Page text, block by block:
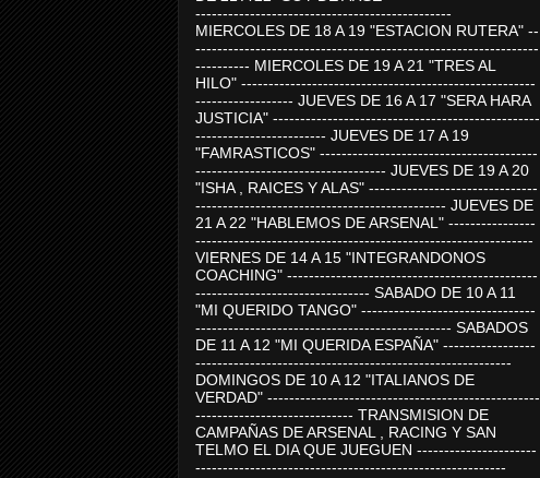
-----------------------------------------------
MIERCOLES DE 18 A 19 "ESTACION RUTERA" --
---------------------------------------------------------------
---------- MIERCOLES DE 19 A 21 "TRES AL
HILO" ------------------------------------------------------
------------------ JUEVES DE 16 A 17 "SERA HARA
JUSTICIA" -------------------------------------------------
------------------------ JUEVES DE 17 A 19
"FAMRASTICOS" ----------------------------------------
----------------------------------- JUEVES DE 19 A 20
"ISHA , RAICES Y ALAS" -------------------------------
---------------------------------------------- JUEVES DE
21 A 22 "HABLEMOS DE ARSENAL" ----------------
--------------------------------------------------------------
VIERNES DE 14 A 15 "INTEGRANDONOS
COACHING" ----------------------------------------------
-------------------------------- SABADO DE 10 A 11
"MI QUERIDO TANGO" --------------------------------
----------------------------------------------- SABADOS
DE 11 A 12 "MI QUERIDA ESPAÑA" -----------------
----------------------------------------------------------
DOMINGOS DE 10 A 12 "ITALIANOS DE
VERDAD" --------------------------------------------------
----------------------------- TRANSMISION DE
CAMPAÑAS DE ARSENAL , RACING Y SAN
TELMO EL DIA QUE JUEGUEN ----------------------
---------------------------------------------------------